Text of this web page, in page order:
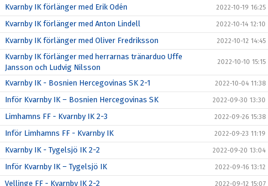
Kvarnby IK förlänger med Erik Odén 2022-10-19 16:25
Kvarnby IK förlänger med Anton Lindell 2022-10-14 12:10
Kvarnby IK förlänger med Oliver Fredriksson 2022-10-12 14:45
Kvarnby IK förlänger med herrarnas tränarduo Uffe
Jansson och Ludvig Nilsson
2022-10-10 15:15
Kvarnby IK - Bosnien Hercegovinas SK 2-1 2022-10-04 11:38
Inför Kvarnby IK – Bosnien Hercegovinas SK 2022-09-30 13:30
Limhamns FF - Kvarnby IK 2-3 2022-09-26 15:38
Inför Limhamns FF - Kvarnby IK 2022-09-23 11:19
Kvarnby IK - Tygelsjö IK 2-2 2022-09-20 13:04
Inför Kvarnby IK – Tygelsjö IK 2022-09-16 13:12
Vellinge FF - Kvarnby IK 2-2 2022-09-12 15:07